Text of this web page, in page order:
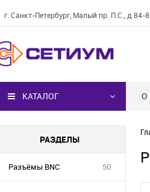
г. Санкт-Петербург, Малый пр. П.С., д 84-
О
КАТАЛОГ
РАЗДЕЛЫ
Разъёмы BNC 50